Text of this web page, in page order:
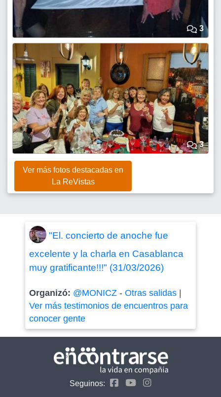
3
3
Ver más fotos destacadas en
La ReVistas
"El. concierto de anoche fue
excelente y la charla en Casablanca
muy gratificante!!!" (31/03/2026)
Organizó: @MONICZ- Otras salidas|
Ver más testimonios de encuentros para
conocer gente
Seguinos: